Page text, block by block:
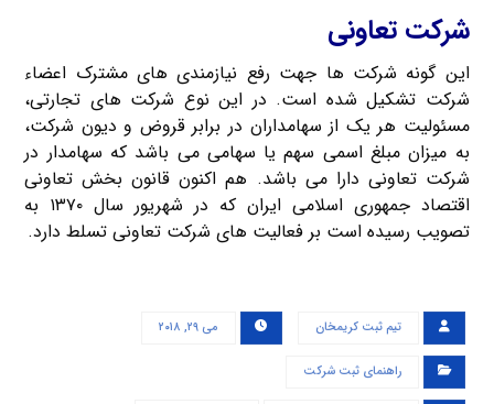
شرکت تعاونی
این گونه شرکت ها جهت رفع نیازمندی های مشترک اعضاء
شرکت تشکیل شده است. در این نوع شرکت های تجارتی،
مسئولیت هر یک از سهامداران در برابر قروض و دیون شرکت،
به میزان مبلغ اسمی سهم یا سهامی می باشد که سهامدار در
شرکت تعاونی دارا می باشد. هم اکنون قانون بخش تعاونی
اقتصاد جمهوری اسلامی ایران که در شهریور سال ۱۳۷۰ به
تصویب رسیده است بر فعالیت های شرکت تعاونی تسلط دارد.
تیم ثبت کریمخان می ۲۹, ۲۰۱۸
راهنمای ثبت شرکت